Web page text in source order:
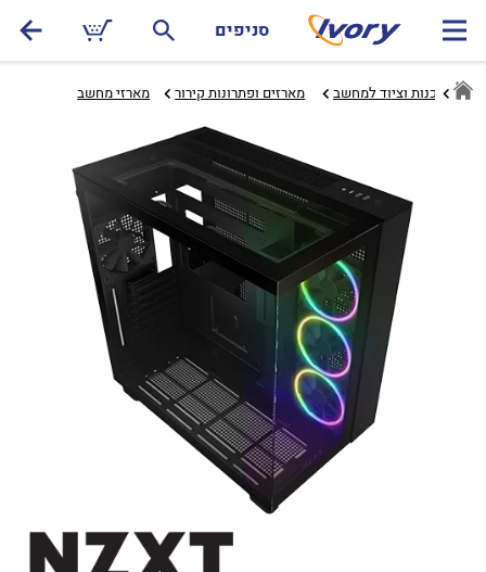
סניפים
תוכנות וציוד למחשב מארזים ופתרונות קירור‏ מארזי מחשב‏